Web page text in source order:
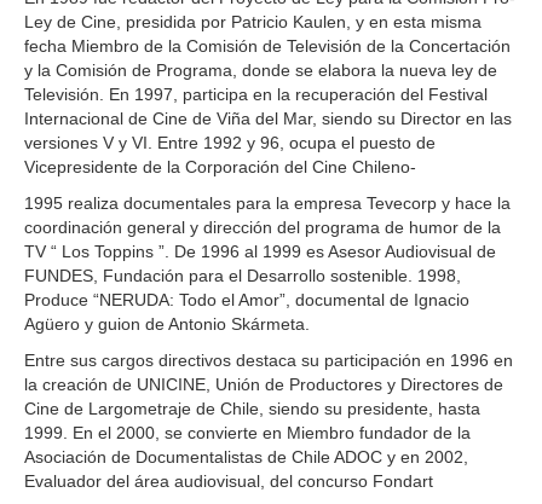
Ley de Cine, presidida por Patricio Kaulen, y en esta misma
fecha Miembro de la Comisión de Televisión de la Concertación
y la Comisión de Programa, donde se elabora la nueva ley de
Televisión. En 1997, participa en la recuperación del Festival
Internacional de Cine de Viña del Mar, siendo su Director en las
versiones V y VI. Entre 1992 y 96, ocupa el puesto de
Vicepresidente de la Corporación del Cine Chileno-
1995 realiza documentales para la empresa Tevecorp y hace la
coordinación general y dirección del programa de humor de la
TV “ Los Toppins ”. De 1996 al 1999 es Asesor Audiovisual de
FUNDES, Fundación para el Desarrollo sostenible. 1998,
Produce “NERUDA: Todo el Amor”, documental de Ignacio
Agüero y guion de Antonio Skármeta.
Entre sus cargos directivos destaca su participación en 1996 en
la creación de UNICINE, Unión de Productores y Directores de
Cine de Largometraje de Chile, siendo su presidente, hasta
1999. En el 2000, se convierte en Miembro fundador de la
Asociación de Documentalistas de Chile ADOC y en 2002,
Evaluador del área audiovisual, del concurso Fondart